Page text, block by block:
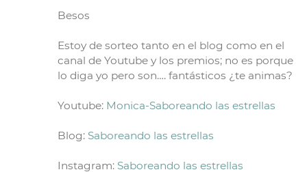
Besos
Estoy de sorteo tanto en el blog como en el
canal de Youtube y los premios; no es porque
lo diga yo pero son…. fantásticos ¿te animas?
Youtube: Monica-Saboreando las estrellas
Blog: Saboreando las estrellas
Instagram: Saboreando las estrellas